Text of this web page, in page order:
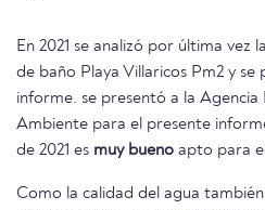
En 2021 se analizó por última vez
de baño Playa Villaricos Pm2 y
informe. se presentó a la
Ambiente para el presente
de 2021 es muy bueno apto para
Como la calidad del agua